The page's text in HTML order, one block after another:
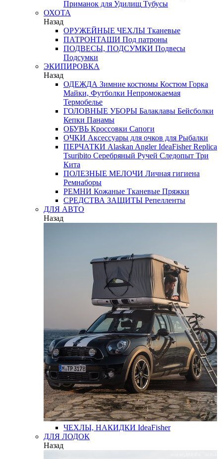
Приманок для Удилищ Тубусы
ОХОТА
Назад
ОРУЖЕЙНЫЕ ЧЕХЛЫ Тканевые
ПАТРОНТАШИ Под патроны
ПОДВЕСЫ, ПОДСУМКИ Подвесы
Подсумки
ЭКИПИРОВКА
Назад
ОДЕЖДА Зимние костюмы Костюм Горка
Майки, Футболки Непромокаемая
Термобелье
ГОЛОВНЫЕ УБОРЫ Балаклавы Бейсболки
Кепки Панамы
ОБУВЬ Кроссовки Сапоги
ОЧКИ Аксессуары для очков для Рыбалки
ПЕРЧАТКИ Alaskan AnglerIdeaFisherReplica
Tsuribito Серебряный Ручей Следопыт Три
Кита
ПОЛЕЗНЫЕ МЕЛОЧИ Личная гигиена
Ремнаборы
РЕМНИ Кожаные Тканевые Пряжки
СРЕДСТВА ЗАЩИТЫ Репелленты
ДЛЯ АВТО
Назад
ЧЕХЛЫ, НАКИДКИ IdeaFisher
ДЛЯ ЛОДОК
Назад